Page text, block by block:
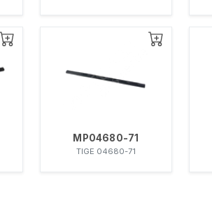
MP04680-71
TIGE 04680-71